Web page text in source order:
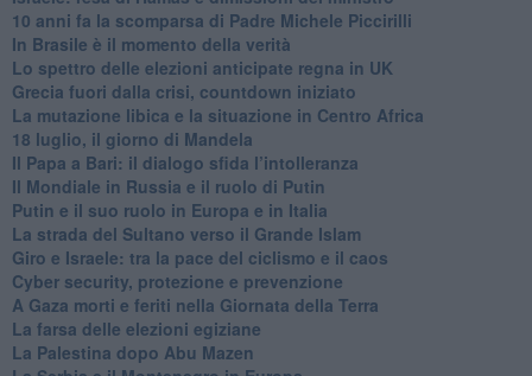
10 anni fa la scomparsa di Padre Michele Piccirilli
In Brasile è il momento della verità
Lo spettro delle elezioni anticipate regna in UK
Grecia fuori dalla crisi, countdown iniziato
La mutazione libica e la situazione in Centro Africa
18 luglio, il giorno di Mandela
Il Papa a Bari: il dialogo sfida l’intolleranza
Il Mondiale in Russia e il ruolo di Putin
Putin e il suo ruolo in Europa e in Italia
La strada del Sultano verso il Grande Islam
Giro e Israele: tra la pace del ciclismo e il caos
Cyber security, protezione e prevenzione
A Gaza morti e feriti nella Giornata della Terra
La farsa delle elezioni egiziane
La Palestina dopo Abu Mazen